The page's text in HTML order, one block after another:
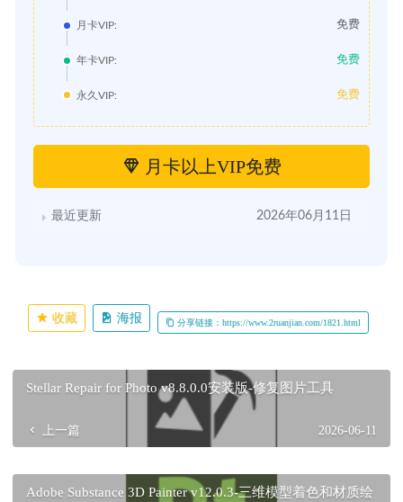
月卡VIP: 免费
年卡VIP: 免费
永久VIP: 免费
月卡以上VIP免费
最近更新 2026年06月11日
收藏 海报 分享链接：https://www.2ruanjian.com/1821.html
Stellar Repair for Photo v8.8.0.0安装版-修复图片工具
上一篇 2026-06-11
Adobe Substance 3D Painter v12.0.3-三维模型着色和材质绘